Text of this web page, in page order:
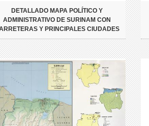
DETALLADO MAPA POLÍTICO Y
ADMINISTRATIVO DE SURINAM CON
Y PRINCIPALES CIUDADES